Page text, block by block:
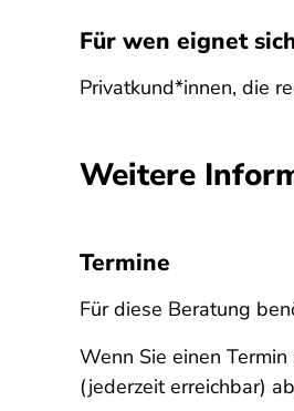
Für wen eignet
Privatkund*innen, die
Weitere
Termine
Für diese Beratung
Wenn Sie einen
(jederzeit erreichbar)